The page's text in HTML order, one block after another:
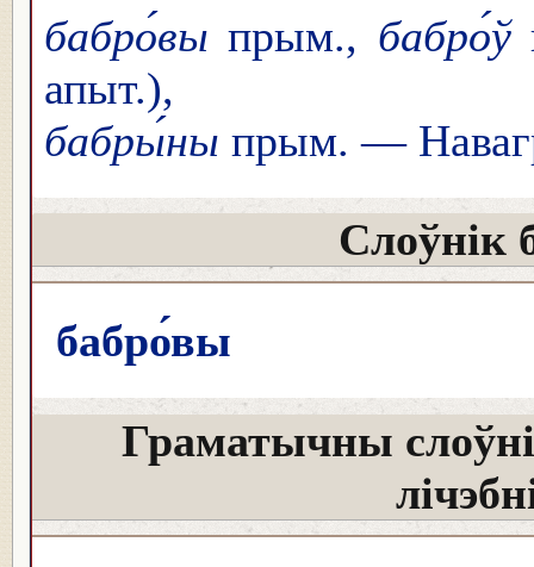
бабро́вы прым., бабро́ў
апыт.),
бабры́ны прым. —
Слоўнік
бабро́вы
Граматычны